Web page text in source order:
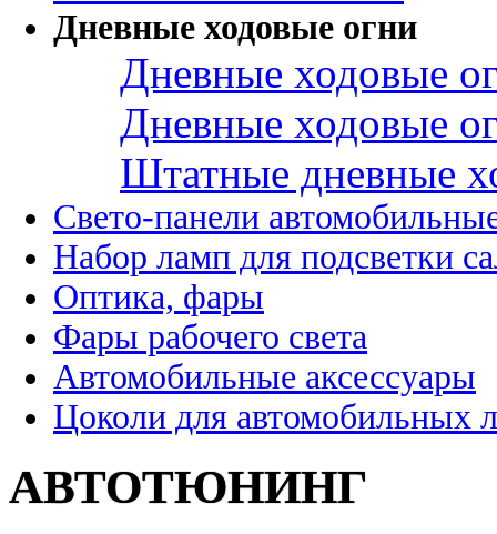
Дневные ходовые огни
Дневные ходовые
Дневные ходовые
Штатные дневные
Свето-панели
Набор ламп для подсветки
Оптика, фары
Фары рабочего света
Автомобильные аксессуары
Цоколи для автомобильных
АВТОТЮНИНГ